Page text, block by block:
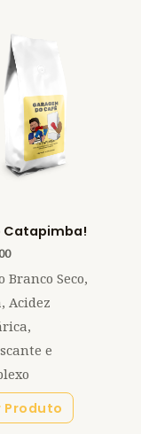
Catapimba!
Branco Seco,
Acidez
e
Produto